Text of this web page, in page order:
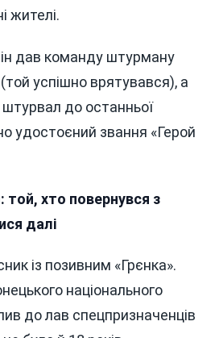
жителі.
дав команду штурману
успішно врятувався), а
до останньої
удостоєний звання «Герой
той, хто повернувся з
далі
із позивним «Грєнка».
національного
до лав спецпризначенців